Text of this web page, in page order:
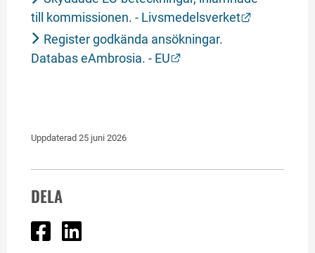
till kommissionen. - Livsmedelsverket
Länk till
Register godkända ansökningar.
Databas eAmbrosia. - EU
Länk till annan
Uppdaterad 25 juni 2026
DELA
Dela på Facebook